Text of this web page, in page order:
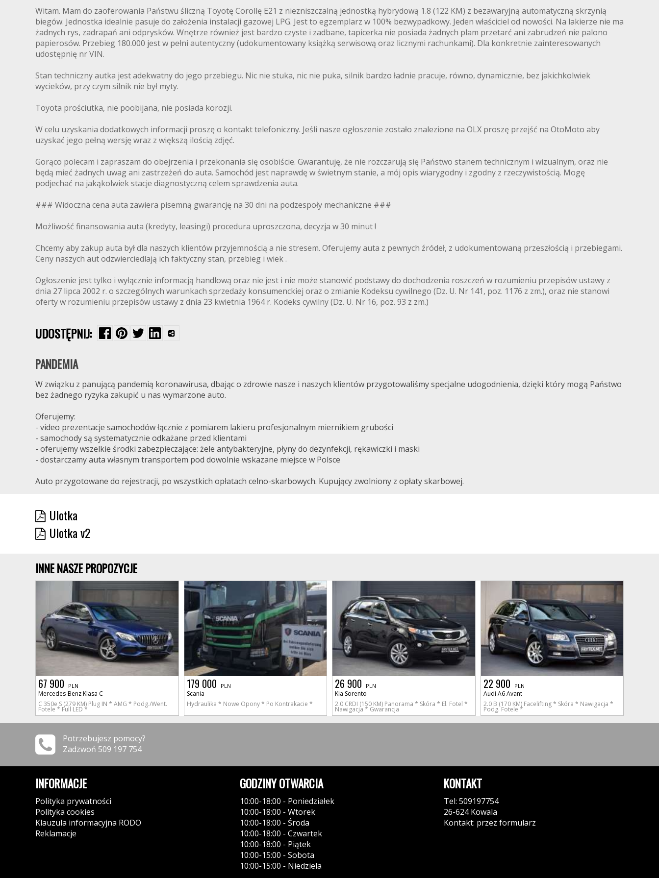
Witam. Mam do zaoferowania Państwu śliczną Toyotę Corollę E21 z niezniszczalną jednostką hybrydową 1.8 (122 KM) z bezawaryjną automatyczną skrzynią
biegów. Jednostka idealnie pasuje do założenia instalacji gazowej LPG. Jest to egzemplarz w 100% bezwypadkowy. Jeden właściciel od nowości. Na lakierze nie ma
żadnych rys, zadrapań ani odprysków. Wnętrze również jest bardzo czyste i zadbane, tapicerka nie posiada żadnych plam przetarć ani zabrudzeń nie palono
papierosów. Przebieg 180.000 jest w pełni autentyczny (udokumentowany książką serwisową oraz licznymi rachunkami). Dla konkretnie zainteresowanych
udostępnię nr VIN.
Stan techniczny autka jest adekwatny do jego przebiegu. Nic nie stuka, nic nie puka, silnik bardzo ładnie pracuje, równo, dynamicznie, bez jakichkolwiek
wycieków, przy czym silnik nie był myty.
Toyota prościutka, nie poobijana, nie posiada korozji.
W celu uzyskania dodatkowych informacji proszę o kontakt telefoniczny. Jeśli nasze ogłoszenie zostało znalezione na OLX proszę przejść na OtoMoto aby
uzyskać jego pełną wersję wraz z większą ilością zdjęć.
Gorąco polecam i zapraszam do obejrzenia i przekonania się osobiście. Gwarantuję, że nie rozczarują się Państwo stanem technicznym i wizualnym, oraz nie
będą mieć żadnych uwag ani zastrzeżeń do auta. Samochód jest naprawdę w świetnym stanie, a mój opis wiarygodny i zgodny z rzeczywistością. Mogę
podjechać na jakąkolwiek stacje diagnostyczną celem sprawdzenia auta.
### Widoczna cena auta zawiera pisemną gwarancję na 30 dni na podzespoły mechaniczne ###
Możliwość finansowania auta (kredyty, leasingi) procedura uproszczona, decyzja w 30 minut !
Chcemy aby zakup auta był dla naszych klientów przyjemnością a nie stresem. Oferujemy auta z pewnych źródeł, z udokumentowaną przeszłością i przebiegami.
Ceny naszych aut odzwierciedlają ich faktyczny stan, przebieg i wiek .
Ogłoszenie jest tylko i wyłącznie informacją handlową oraz nie jest i nie może stanowić podstawy do dochodzenia roszczeń w rozumieniu przepisów ustawy z
dnia 27 lipca 2002 r. o szczególnych warunkach sprzedaży konsumenckiej oraz o zmianie Kodeksu cywilnego (Dz. U. Nr 141, poz. 1176 z zm.), oraz nie stanowi
oferty w rozumieniu przepisów ustawy z dnia 23 kwietnia 1964 r. Kodeks cywilny (Dz. U. Nr 16, poz. 93 z zm.)
UDOSTĘPNIJ:
PANDEMIA
W związku z panującą pandemią koronawirusa, dbając o zdrowie nasze i naszych klientów przygotowaliśmy specjalne udogodnienia, dzięki który mogą Państwo
bez żadnego ryzyka zakupić u nas wymarzone auto.
Oferujemy:
- video prezentacje samochodów łącznie z pomiarem lakieru profesjonalnym miernikiem grubości
- samochody są systematycznie odkażane przed klientami
- oferujemy wszelkie środki zabezpieczające: żele antybakteryjne, płyny do dezynfekcji, rękawiczki i maski
- dostarczamy auta własnym transportem pod dowolnie wskazane miejsce w Polsce
Auto przygotowane do rejestracji, po wszystkich opłatach celno-skarbowych. Kupujący zwolniony z opłaty skarbowej.
Ulotka
Ulotka v2
INNE NASZE PROPOZYCJE
67 900 PLN
Mercedes-Benz Klasa C
C 350e S (279 KM) Plug IN * AMG * Podg./Went.
Fotele * Full LED *
179 000 PLN
Scania
Hydraulika * Nowe Opony * Po Kontrakacie *
26 900 PLN
Kia Sorento
2.0 CRDI (150 KM) Panorama * Skóra * El. Fotel *
Nawigacja * Gwarancja
22 900 PLN
Audi A6 Avant
2.0 B (170 KM) Facelifting * Skóra * Nawigacja *
Podg. Fotele *
Potrzebujesz pomocy?
Zadzwoń 509 197 754
INFORMACJE
Polityka prywatności
Polityka cookies
Klauzula informacyjna RODO
Reklamacje
GODZINY OTWARCIA
10:00-18:00 - Poniedziałek
10:00-18:00 - Wtorek
10:00-18:00 - Środa
10:00-18:00 - Czwartek
10:00-18:00 - Piątek
10:00-15:00 - Sobota
10:00-15:00 - Niedziela
KONTAKT
Tel: 509197754
26-624 Kowala
Kontakt: przez formularz
FRYTEX.NET